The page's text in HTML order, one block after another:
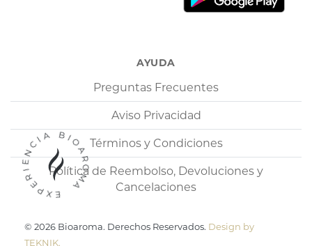
AYUDA
Preguntas Frecuentes
Aviso Privacidad
Términos y Condiciones
Política de Reembolso, Devoluciones y
Cancelaciones
© 2026 Bioaroma. Derechos Reservados. Design by
TEKNIK.
EXPERIENCIA BIOAROMA